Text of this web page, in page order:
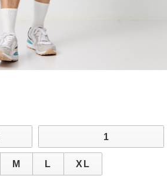
1
M L XL